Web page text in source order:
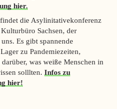
hier.
die Asylinitativekonferenz
Sachsen, der
Es gibt spannende
zu Pandemiezeiten,
was weiße Menschen in
solllten. Infos zu
hier!